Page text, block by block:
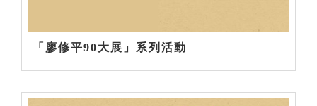
「廖修平90大展」系列活動